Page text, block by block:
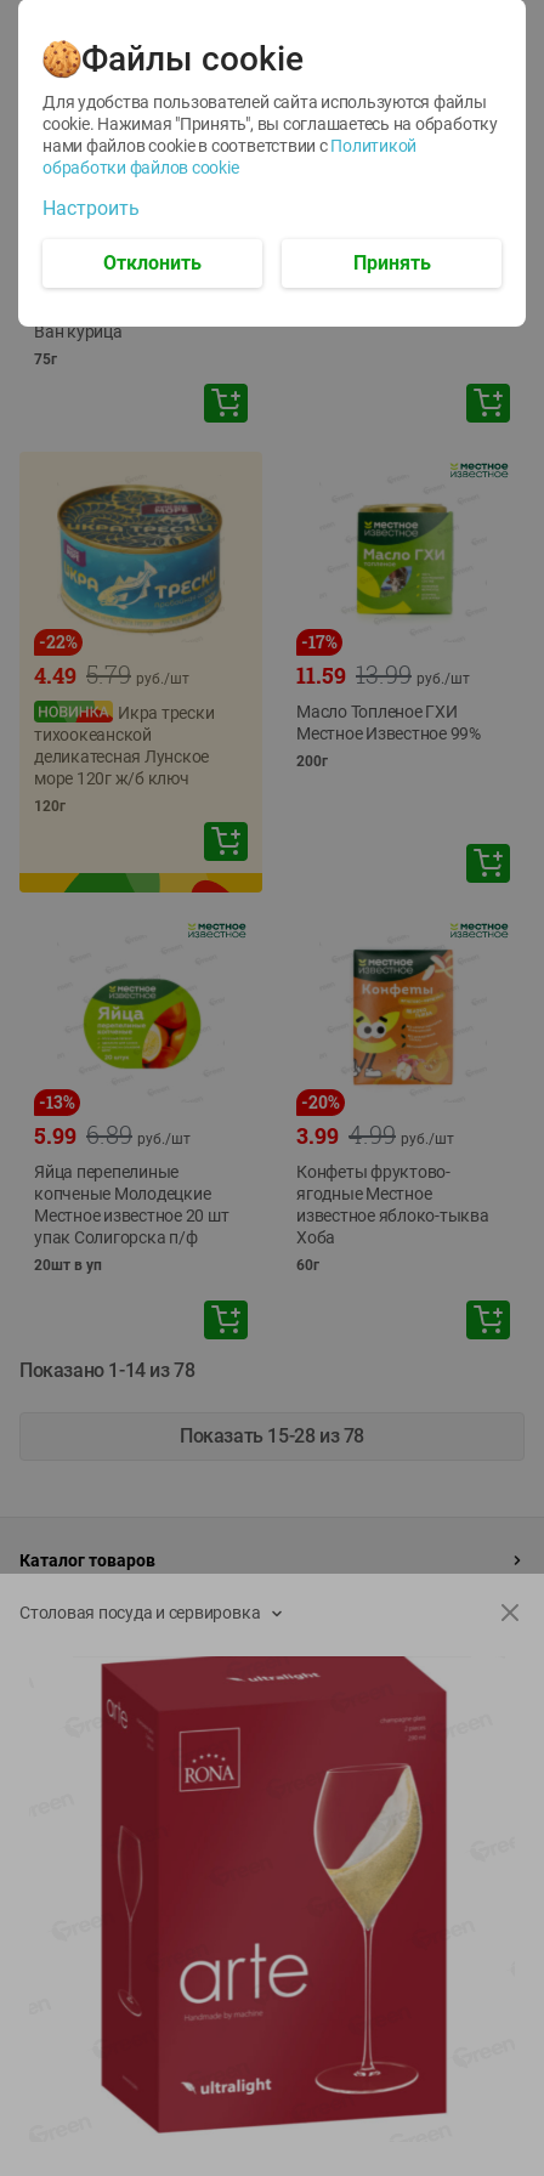
12
1.05 руб./
руб./шт
Корм влаж. для кош. с
Ван курица
75г
ТОФУ Vegetus ТВЕРДЫЙ
-22%
5.79
4.49 руб./шт
Икра трески
тихоокеанской
деликатесная Лунское
море 120г ж/б ключ
120г
-17%
13.99
11.59 руб./шт
Масло Топленое ГХИ
Местное Известное 99%
200г
-13%
6.89
5.99 руб./шт
Яйца перепелиные
копченые Молодецкие
Местное известное 20 шт
упак Солигорска п/ф
20шт в уп
-20%
4.99
3.99 руб./шт
Конфеты фруктово-
ягодные Местное
известное яблоко-тыква
Хоба
60г
Показано 1-14 из 78
Показать 15-28 из 78
Каталог товаров
Специально для вас
Настройки файлов cookie
Приложение Green c
AppGallery
+375 44 560-60-61
shop@green-market.by
Пишите нам свои вопросы, предложения и комментарии
Столовая посуда и сервировка
Файлы cookie
Для удобства пользователей сайта используются файлы
cookie. Нажимая "Принять", вы соглашаетесь на обработку
нами файлов cookie в соответствии с Политикой
обработки файлов cookie
Настроить
Отклонить Принять